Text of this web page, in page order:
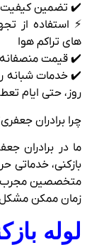
✔️ تضمین کیفیت
⚡ استفاده از
های تراکم هوا
✔️ قیمت منصفانه و
✔️ خدمات شبانه‌
روز، حتی ایام
چرا برادران جعفری؟
ما در برادران
بازکنی، خدماتی
متخصصین مجرب و
زمان ممکن مشکل
لوله